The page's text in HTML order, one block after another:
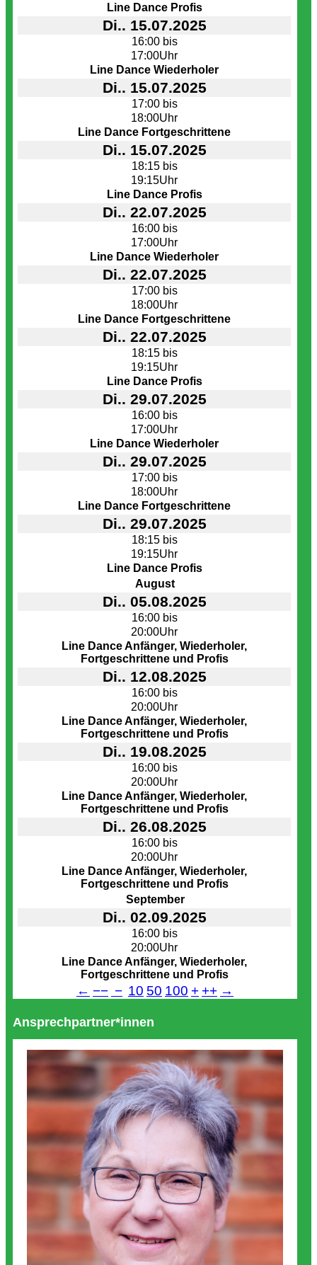
Line Dance Profis
Di.. 15.07.2025
16:00 bis
17:00Uhr
Line Dance Wiederholer
Di.. 15.07.2025
17:00 bis
18:00Uhr
Line Dance Fortgeschrittene
Di.. 15.07.2025
18:15 bis
19:15Uhr
Line Dance Profis
Di.. 22.07.2025
16:00 bis
17:00Uhr
Line Dance Wiederholer
Di.. 22.07.2025
17:00 bis
18:00Uhr
Line Dance Fortgeschrittene
Di.. 22.07.2025
18:15 bis
19:15Uhr
Line Dance Profis
Di.. 29.07.2025
16:00 bis
17:00Uhr
Line Dance Wiederholer
Di.. 29.07.2025
17:00 bis
18:00Uhr
Line Dance Fortgeschrittene
Di.. 29.07.2025
18:15 bis
19:15Uhr
Line Dance Profis
August
Di.. 05.08.2025
16:00 bis
20:00Uhr
Line Dance Anfänger, Wiederholer,
Fortgeschrittene und Profis
Di.. 12.08.2025
16:00 bis
20:00Uhr
Line Dance Anfänger, Wiederholer,
Fortgeschrittene und Profis
Di.. 19.08.2025
16:00 bis
20:00Uhr
Line Dance Anfänger, Wiederholer,
Fortgeschrittene und Profis
Di.. 26.08.2025
16:00 bis
20:00Uhr
Line Dance Anfänger, Wiederholer,
Fortgeschrittene und Profis
September
Di.. 02.09.2025
16:00 bis
20:00Uhr
Line Dance Anfänger, Wiederholer,
Fortgeschrittene und Profis
← −− − 10 50 100 + ++ →
Ansprechpartner*innen